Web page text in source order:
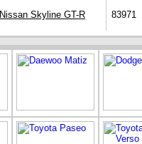
Nissan Skyline GT-R 83971